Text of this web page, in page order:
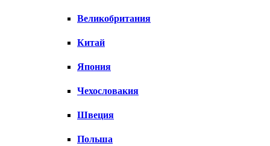
Великобритания
Китай
Япония
Чехословакия
Швеция
Польша